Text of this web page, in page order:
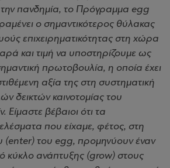
πανδημία, το Πρόγραμμα egg
ο σημαντικότερος θύλακας
επιχειρηματικότητας στη χώρα
και τιμή να υποστηρίζουμε ως
πρωτοβουλία, η οποία έχει
αξία της στη συστηματική
δεικτών καινοτομίας του
Είμαστε βέβαιοι ότι τα
που είχαμε, φέτος, στη
(enter) του egg, προμηνύουν έναν
κύκλο ανάπτυξης (grow) στους